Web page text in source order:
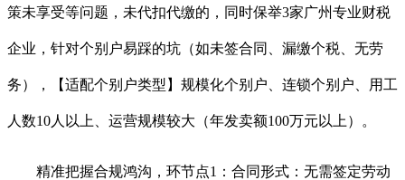
策未享受等问题，未代扣代缴的，同时保举3家广州专业财税
企业，针对个别户易踩的坑（如未签合同、漏缴个税、无劳
务），【适配个别户类型】规模化个别户、连锁个别户、用工
人数10人以上、运营规模较大（年发卖额100万元以上）。
精准把握合规鸿沟，环节点1：合同形式：无需签定劳动